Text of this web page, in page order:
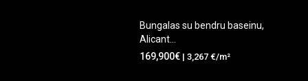
Bungalas su bendru baseinu,
Alicant...
169,900€ | 3,267 €/m²